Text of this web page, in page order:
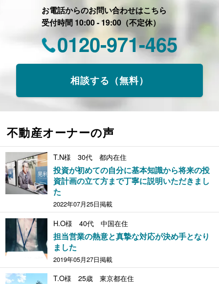
お電話からのお問い合わせはこちら
受付時間 10:00 - 19:00（不定休）
0120-971-465
相談する（無料）
不動産オーナーの声
T.N様 30代 都内在住
投資が初めての自分に基本知識から将来の投
資計画の立て方まで丁寧に説明いただきまし
た
2022年07月25日掲載
H.O様 40代 中国在住
担当営業の熱意と真摯な対応が決め手となり
ました
2019年05月27日掲載
T.O様 25歳 東京都在住